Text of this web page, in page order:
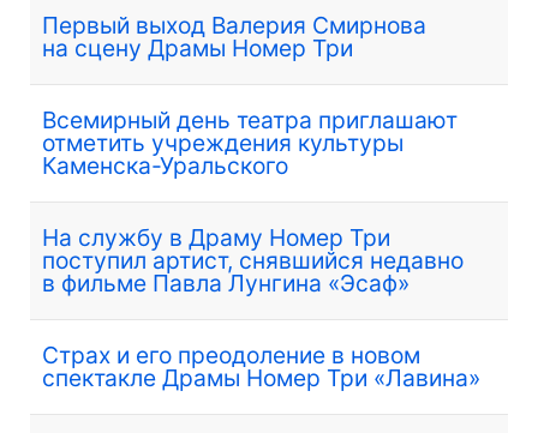
Первый выход Валерия Смирнова
на сцену Драмы Номер Три
Всемирный день театра приглашают
отметить учреждения культуры
Каменска-Уральского
На службу в Драму Номер Три
поступил артист, снявшийся недавно
в фильме Павла Лунгина «Эсаф»
Страх и его преодоление в новом
спектакле Драмы Номер Три «Лавина»